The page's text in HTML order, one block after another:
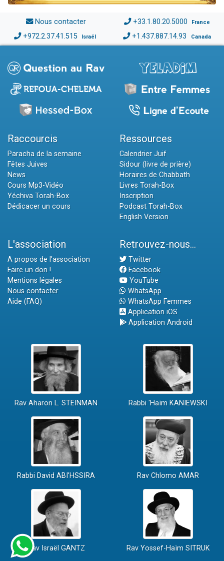
Nous contacter +33.1.80.20.5000 France
+972.2.37.41.515 Israël +1.437.887.14.93 Canada
Raccourcis
Paracha de la semaine
Fêtes Juives
News
Cours Mp3-Vidéo
Yéchiva Torah-Box
Dédicacer un cours
Ressources
Calendrier Juif
Sidour (livre de prière)
Horaires de Chabbath
Livres Torah-Box
Inscription
Podcast Torah-Box
English Version
L'association
A propos de l'association
Faire un don !
Mentions légales
Nous contacter
Aide (FAQ)
Retrouvez-nous...
Twitter
Facebook
YouTube
WhatsApp
WhatsApp Femmes
Application iOS
Application Android
Rav Aharon L. STEINMAN Rabbi 'Haïm KANIEWSKI
Rabbi David ABI'HSSIRA Rav Chlomo AMAR
Rav Israël GANTZ Rav Yossef-Haïm SITRUK